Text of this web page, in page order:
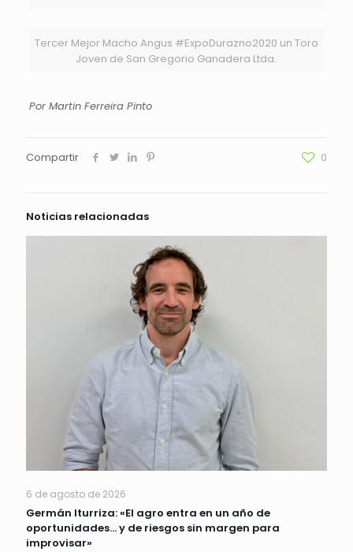
Tercer Mejor Macho Angus #ExpoDurazno2020 un Toro
Joven de San Gregorio Ganadera Ltda.‬
Por Martin Ferreira Pinto
Compartir 0
Noticias relacionadas
6 de agosto de 2026
Germán Iturriza: «El agro entra en un año de
oportunidades… y de riesgos sin margen para
improvisar»